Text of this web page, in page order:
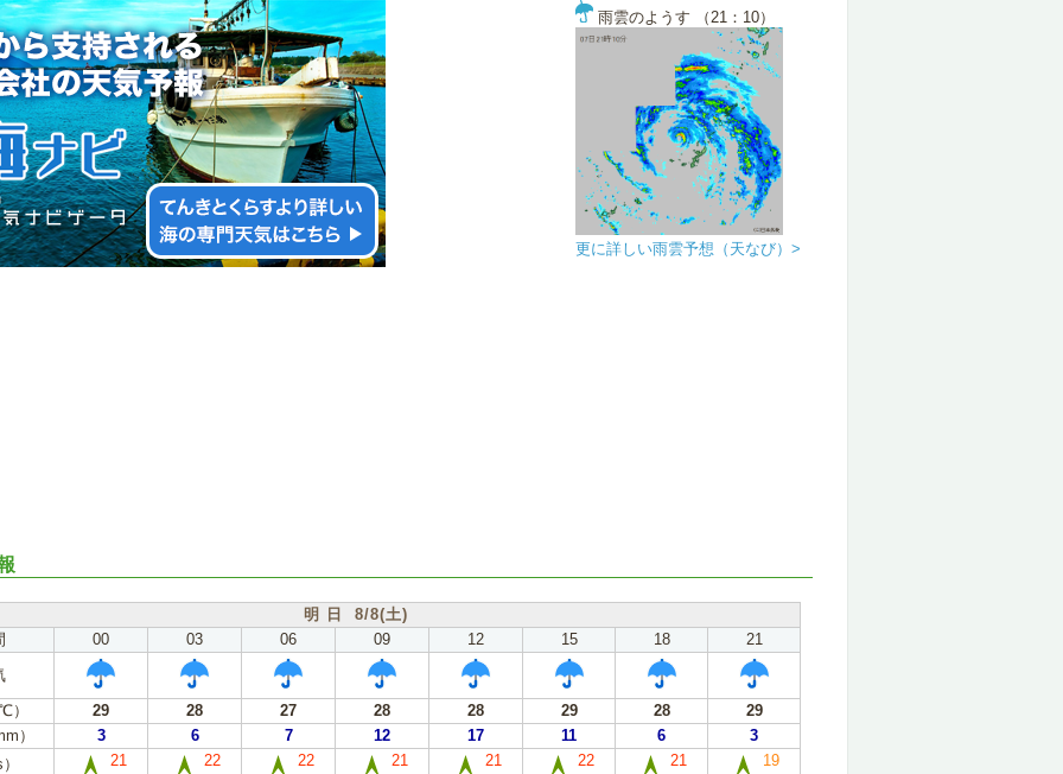
雨雲のようす （21：10）
更に詳しい雨雲予想（天なび）>
明 日 8/8(土)
00 03 06 09 12 15 18
21
29 28 27 28 28 29 28
29
）
3 6 7 12 17 11 6
3
21 22 22 21 21 22 21 19